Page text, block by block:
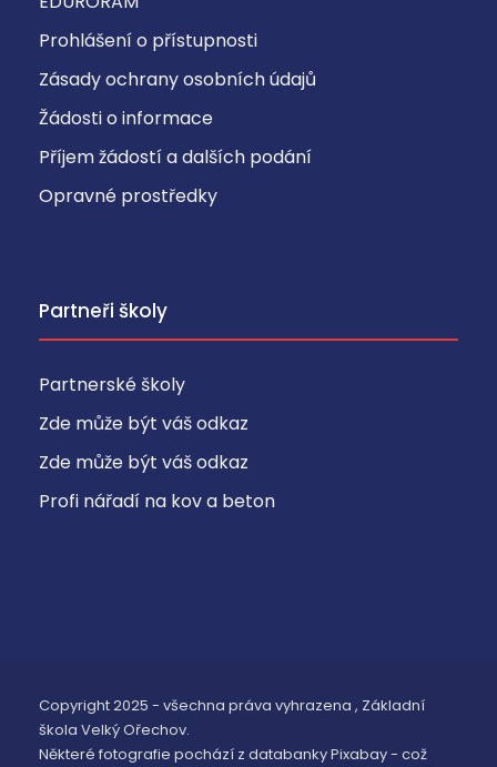
Prohlášení o přístupnosti
Zásady ochrany osobních údajů
Žádosti o informace
Příjem žádostí a dalších podání
Opravné prostředky
Partneři školy
Partnerské školy
Zde může být váš odkaz
Zde může být váš odkaz
Profi nářadí na kov a beton
Copyright 2025 - všechna práva vyhrazena , Základní
škola Velký Ořechov.
Některé fotografie pochází z databanky Pixabay - což